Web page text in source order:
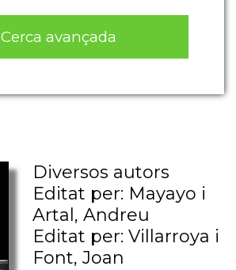
Cerca avançada
Diversos autors
Editat per: Mayayo i
Artal, Andreu
Editat per: Villarroya i
Font, Joan